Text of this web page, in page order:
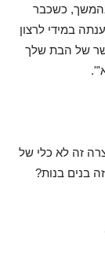
כשכבר
במידי לרצון
של הבת שלך
זה לא כלי של
בנים בנות?